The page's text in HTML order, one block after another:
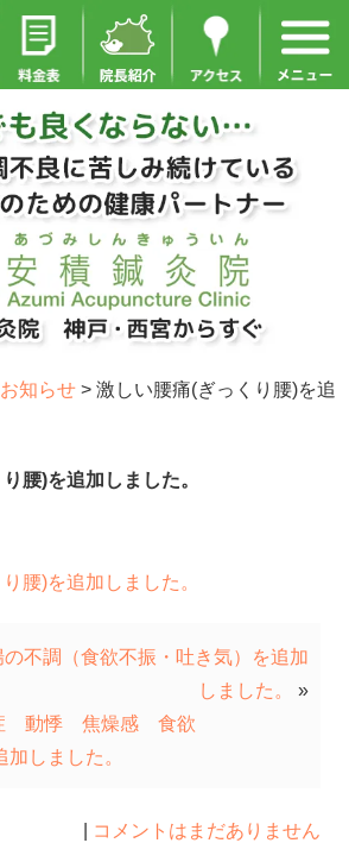
お知らせ> 激しい腰痛(ぎっくり腰)を追
腰)を追加しました。
腰)を追加しました。
の不調（食欲不振・吐き気）を追加
しました。
»
動悸 焦燥感 食欲
しました。
コメントはまだありません